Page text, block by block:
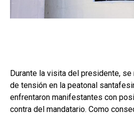
Durante la visita del presidente,
de tensión en la peatonal
enfrentaron manifestantes con
contra del mandatario. Como